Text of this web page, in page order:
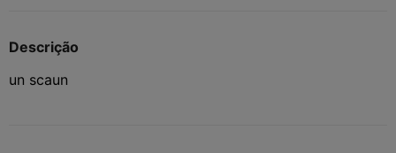
Descrição
un scaun